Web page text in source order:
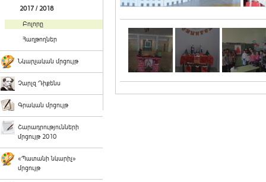
2017 / 2018
Բոլորը
Հաղթողներ
Նկարչական մրցույթ
Չարլզ Դիքենս
Գրական մրցույթ
Շարադրությունների
մրցույթ 2010
«Պատանի նկարիչ»
մրցույթ